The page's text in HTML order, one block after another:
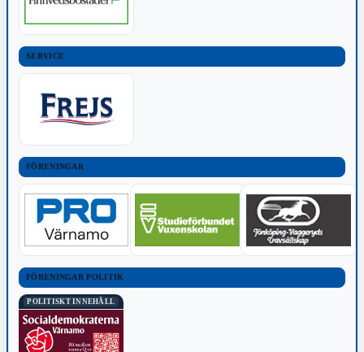
SERVICE
FÖRENINGAR
FÖRENINGAR POLITIK
POLITISKT INNEHÅLL